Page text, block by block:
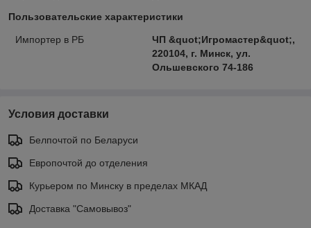
Пользовательские характеристики
Импортер в РБ
ЧП &quot;Игромастер&quot;,
220104, г. Минск, ул.
Ольшевского 74-186
Условия доставки
Белпочтой по Беларуси
Европочтой до отделения
Курьером по Минску в пределах МКАД
Доставка "Самовывоз"